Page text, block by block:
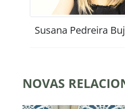
Susana Pedreira
NOVAS